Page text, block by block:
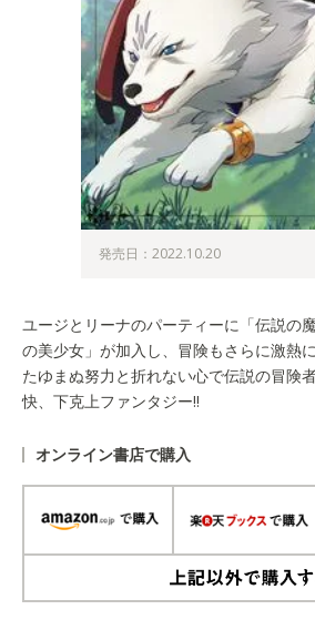
発売日：2022.10.20
ユージとリーナのパーティーに「伝説の
の美少女」が加入し、冒険もさらに激熱
たゆまぬ努力と折れない心で伝説の冒
快、下克上ファンタジー!!
オンライン書店で購入